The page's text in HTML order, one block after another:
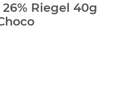
Riegel 40g